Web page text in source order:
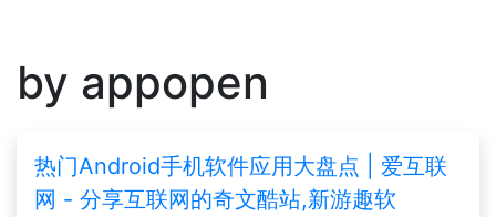
by appopen
热门Android手机软件应用大盘点 | 爱互联
网 - 分享互联网的奇文酷站,新游趣软